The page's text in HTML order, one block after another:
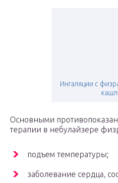
Ингаляции с
Основными
терапии в небулайзере
подъем температуры;
заболевание сердца,